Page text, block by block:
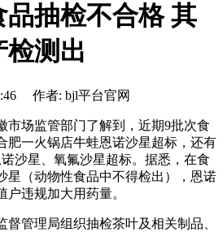
品抽检不合格 其
检测出
作者: bjl平台官网
场监管部门了解到，近期9批次食
肥一火锅店牛蛙恩诺沙星超标，还有
沙星、氧氟沙星超标。据悉，在食
星（动物性食品中不得检出），恩诺
违规加大用药量。
管理局组织抽检茶叶及相关制品、